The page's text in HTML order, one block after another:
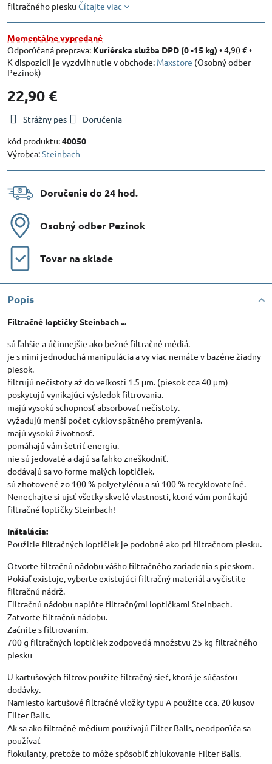
filtračného piesku Čítajte viac
Momentálne vypredané
Kuriérska služba DPD (0 -15 kg) •4,90 €•
Maxstore (Osobný odber
Pezinok)
22,90 €
Strážny pes
Doručenia
kód produktu:40050
Výrobca:Steinbach
Doručenie do 24 hod​.
Osobný odber Pezinok
Tovar na sklade
Popis
Filtračné loptičky Steinbach ...
sú ľahšie a účinnejšie ako bežné filtračné médiá.
je s nimi jednoduchá manipulácia a vy viac nemáte v bazéne žiadny
piesok.
filtrujú nečistoty až do veľkosti 1.5 μm. (piesok cca 40 μm)
poskytujú vynikajúci výsledok filtrovania.
majú vysokú schopnosť absorbovať nečistoty.
vyžadujú menší počet cyklov spätného premývania.
majú vysokú životnosť.
pomáhajú vám šetriť energiu.
nie sú jedovaté a dajú sa ľahko zneškodniť.
dodávajú sa vo forme malých loptičiek.
sú zhotovené zo 100 % polyetylénu a sú 100 % recyklovateľné.
Nenechajte si ujsť všetky skvelé vlastnosti, ktoré vám ponúkajú
filtračné loptičky Steinbach!
Inštalácia:
Použitie filtračných loptičiek je podobné ako pri filtračnom piesku.
Otvorte filtračnú nádobu vášho filtračného zariadenia s pieskom.
Pokiaľ existuje, vyberte existujúci filtračný materiál a vyčistite
filtračnú nádrž.
Filtračnú nádobu naplňte filtračnými loptičkami Steinbach.
Zatvorte filtračnú nádobu.
Začnite s filtrovaním.
700 g filtračných loptičiek zodpovedá množstvu 25 kg filtračného
piesku
U kartušových filtrov použite filtračný sieť, ktorá je súčasťou
dodávky.
Namiesto kartušové filtračné vložky typu A použite cca. 20 kusov
Filter Balls.
Ak sa ako filtračné médium používajú Filter Balls, neodporúča sa
používať
flokulanty, pretože to môže spôsobiť zhlukovanie Filter Balls.